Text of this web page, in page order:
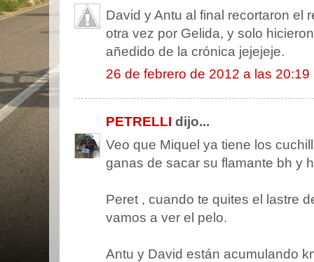
David y Antu al final recortaron el
otra vez por Gelida, y solo
añedido de la crónica jejejeje.
26 de febrero de 2012 a las 20:19
PETRELLI dijo...
Veo que Miquel ya tiene los
ganas de sacar su flamante bh y
Peret , cuando te quites el lastre
vamos a ver el pelo.
Antu y David están acumulando